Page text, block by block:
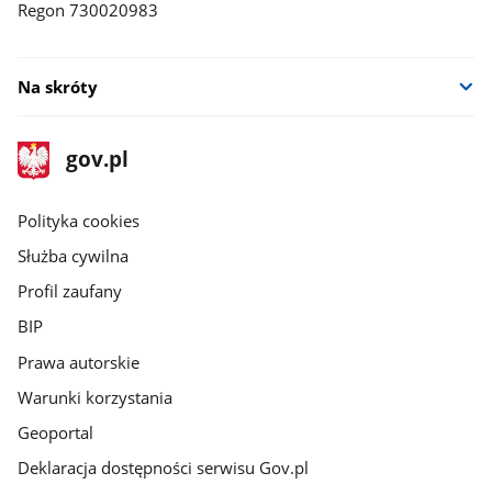
Regon 730020983
Na skróty
stopka
gov.pl
Strona
gov.pl
gov.pl
Polityka cookies
Służba cywilna
Profil zaufany
BIP
Prawa autorskie
Warunki korzystania
Geoportal
Deklaracja dostępności serwisu Gov.pl